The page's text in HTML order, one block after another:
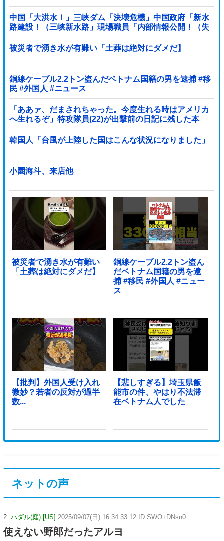
中国「大洪水！」三峡ダム「決壊危機」中国政府「新水
路建設！（三峡新水路」現場職員「内部情報公開！（失
踪」湖南省「三峡放流情報（画像」台風13号「...
被災者で湧き水が有難い「土葬は絶対にダメだ】
銅線ケーブル2.2トン盗んだベトナム国籍の男を逮捕 #移
民 #外国人 #ニュース
「ああァ、だまされちゃった。今度生れる時はアメリカ
へ生れるぞ」特攻隊員(22)が出撃前の日記に残した本
音！
韓国人「台風が上陸した国はこんな状況になりました」
小園海斗、来店他
被災者で湧き水が有難い
「土葬は絶対にダメだ】
銅線ケーブル2.2トン盗ん
だベトナム国籍の男を逮
捕 #移民 #外国人 #ニュー
ス
【批判】外国人受け入れ
微妙？若者の反対が過半
数...
【悲しすぎる】埼玉県飯
能市の件、やはり不法滞
在ベトナム人でした
ネットの声
2: ハダル(庭) [US] 2025/09/07(日) 16:34:33.12 ID:SWO+DNsn0
使えない野郎だったアルヨ